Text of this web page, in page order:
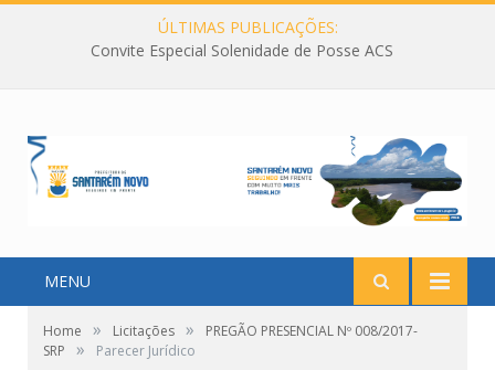
ÚLTIMAS PUBLICAÇÕES:
Convite Especial Solenidade de Posse ACS
MENU
Home » Licitações »
PREGÃO PRESENCIAL Nº 008/2017-
SRP
» Parecer Jurídico